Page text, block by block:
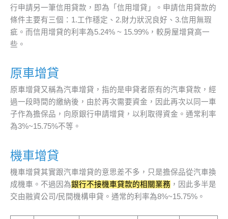
行申請另一筆信用貸款，即為「信用增貸」。申請信用貸款的
條件主要有三個：1.工作穩定、2.財力狀況良好、3.信用無瑕
疵。而信用增貸的利率為5.24% ~ 15.99%，較房屋增貸高一
些。
原車增貸
原車增貸又稱為汽車增貸，指的是申貸者原有的汽車貸款，經
過一段時間的繳納後，由於再次需要資金，因此再次以同一車
子作為擔保品，向原銀行申請增貸，以利取得資金。通常利率
為3%~15.75%不等。
機車增貸
機車增貸其實跟汽車增貸的意思差不多，只是擔保品從汽車換
成機車。不過因為銀行不接機車貸款的相關業務 ，因此多半是
交由融資公司/民間機構申貸。通常的利率為8%~15.75%。